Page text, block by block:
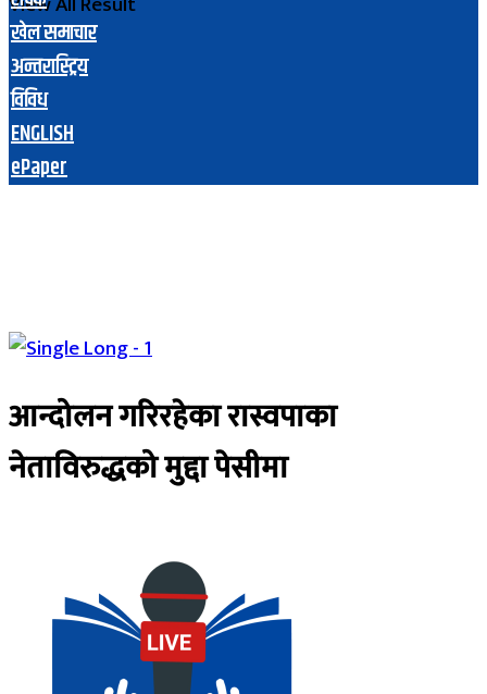
खेल समाचार
अन्तरास्ट्रिय
विविध
ENGLISH
ePaper
आन्दोलन गरिरहेका रास्वपाका
नेताविरुद्धको मुद्दा पेसीमा